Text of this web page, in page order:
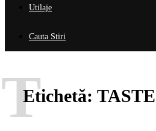
Utilaje
Cauta Stiri
Etichetă:
T